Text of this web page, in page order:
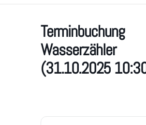
Terminbuchung
Wasserzähler
(31.10.2025